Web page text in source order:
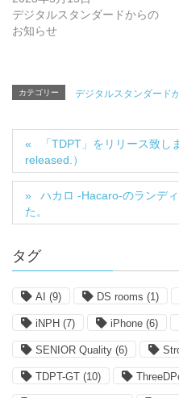
デジタルスタンダードからの
お知らせ
カテゴリー デジタルスタンダード
「TDPT」をリリース致
released.）
ハカロ -Hacaro-のランデ
た。
タグ
AI (9) DS rooms (1)
iNPH (7) iPhone (6)
SENIOR Quality (6)
TDPT-GT (10)